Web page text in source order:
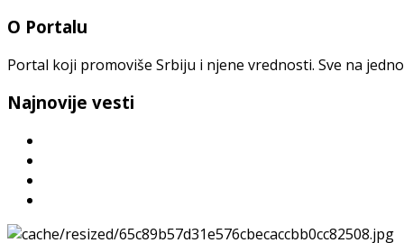
O Portalu
Portal koji promoviše Srbiju i njene vrednosti. Sve na
Najnovije vesti